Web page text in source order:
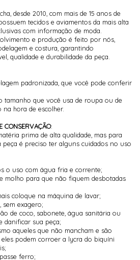
desde 2010, com mais de 15 anos de
tecidos e aviamentos da mais alta
com informação de moda.
e produção é feito por nós,
e costura, garantindo
qualidade e durabilidade da peça.
padronizada, que você pode conferir
tamanho que você usa de roupa ou de
hora de escolher.
CONSERVAÇÃO:
prima de alta qualidade, mas para
é preciso ter alguns cuidados no uso
o uso com água fria e corrente;
molho para que não fiquem desbotadas
coloque na máquina de lavar;
sem exagero;
de coco, sabonete, água sanitária ou
danificar sua peça;
aqueles que não mancham e são
podem corroer a lycra do biquíni
ferro;